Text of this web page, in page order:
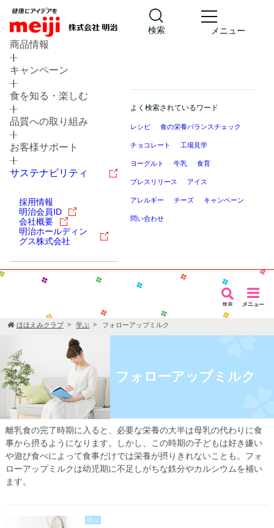
検索 メニュー
商品情報
キャンペーン
食を知る・楽しむ
品質への取り組み
お客様サポート
サステナビリティ
採用情報
明治会員ID
会社概要
明治ホールディン
グス株式会社
よく検索されているワード
レシピ 食の栄養バランスチェック
チョコレート 工場見学
ヨーグルト 牛乳 食育
プレスリリース アイス
アレルギー チーズ キャンペーン
問い合わせ
ほほえみクラブ 学ぶ フォローアップミルク
フォローアップミルク
離乳食の完了時期に入ると、必要な栄養の大半は母乳の代わりに食
事から摂るようになります。しかし、この時期の子どもは好き嫌い
や遊び食べによって食事だけでは栄養が摂りきれないことも。フォ
ローアップミルクは幼児期に不足しがちな鉄分やカルシウムを補い
ます。
学ぶ